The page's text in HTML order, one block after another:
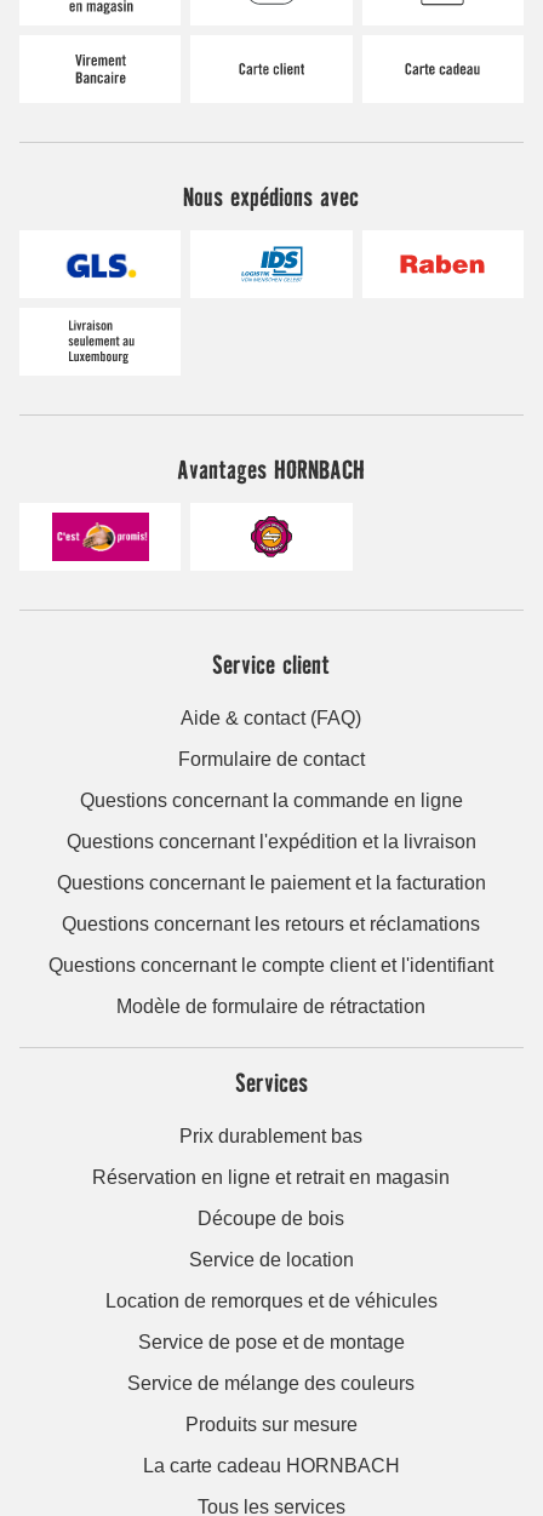
Nous expédions avec
Avantages HORNBACH
Service client
Aide & contact (FAQ)
Formulaire de contact
Questions concernant la commande en ligne
Questions concernant l'expédition et la livraison
Questions concernant le paiement et la facturation
Questions concernant les retours et réclamations
Questions concernant le compte client et l'identifiant
Modèle de formulaire de rétractation
Services
Prix durablement bas
Réservation en ligne et retrait en magasin
Découpe de bois
Service de location
Location de remorques et de véhicules
Service de pose et de montage
Service de mélange des couleurs
Produits sur mesure
La carte cadeau HORNBACH
Tous les services